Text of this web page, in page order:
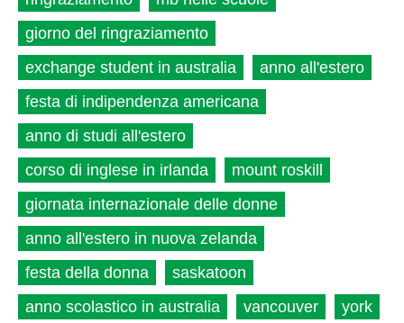
giorno del ringraziamento
exchange student in australia
anno all'estero
festa di indipendenza americana
anno di studi all'estero
corso di inglese in irlanda
mount roskill
giornata internazionale delle donne
anno all'estero in nuova zelanda
festa della donna
saskatoon
anno scolastico in australia
vancouver
york